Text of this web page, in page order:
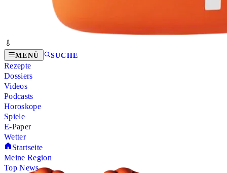
MENÜ SUCHE
Rezepte
Dossiers
Videos
Podcasts
Horoskope
Spiele
E-Paper
Wetter
Startseite
Meine Region
Top News